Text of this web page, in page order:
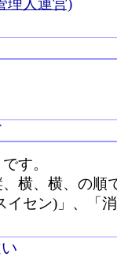
理人運営)
す。
横、横、の順
イセン)」、「